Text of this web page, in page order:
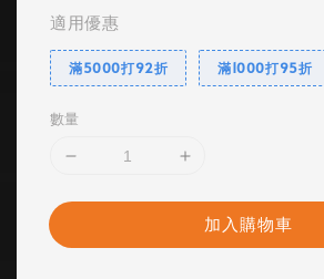
適用優惠
滿5000打92折 滿1000打95折
數量
加入購物車